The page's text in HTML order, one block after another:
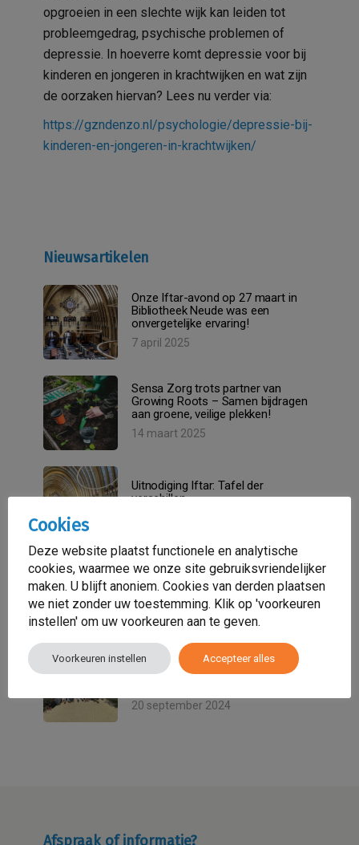
opgroeien in een slechte wijk kan leiden tot
probleemgedrag, psychische problemen of
depressie. In hoeverre komt depressie voor bij
kinderen en jongeren in krachtwijken en wat zijn
de oorzaken hiervan? Lees nu verder via:
https://gzndenzo.nl/psychologie/depressie-bij-
kinderen-en-jongeren-in-krachtwijken/
Nieuwsartikelen
Onze Iftar-avond op 27 maart in
Bibliotheek Neude was een
onvergetelijke ervaring!
7 april 2025
Sensa Zorg trots partner van
Growing Roots – Samen bijdragen
aan groene, veilige plekken!
14 maart 2025
Uitnodiging Iftar: Tafel der
verschillen
ADHD bij vrouwen met een
migratieachtergrond: Het
onzichtbare probleem
18 oktober 2024
De kracht van eigen inzicht: wat
Wenen ons kan leren over
20 september 2024
Afspraak of informatie?
Cookies
Deze website plaatst functionele en analytische
cookies, waarmee we onze site gebruiksvriendelijker
maken. U blijft anoniem. Cookies van derden plaatsen
we niet zonder uw toestemming. Klik op 'voorkeuren
instellen' om uw voorkeuren aan te geven.
Voorkeuren instellen Accepteer alles